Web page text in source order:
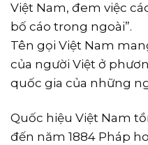
Việt Nam, đem việc
bố cáo trong ngoài”.
Tên gọi Việt Nam
của người Việt ở
quốc gia của những
Quốc hiệu Việt Nam
đến năm 1884 Pháp